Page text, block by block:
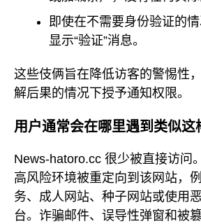
即使在不需要身份验证的
显示“验证”消息。
这些伎俩旨在降低访客的警惕性
解后果的情况下授予通知权限。
用户通常会在哪里遇到类似这
News-hatoro.cc 很少被直接访问
高风险环境被重定向到该网站，
务、成人网站、种子网站或使用
台。诈骗邮件、误导性弹窗和被